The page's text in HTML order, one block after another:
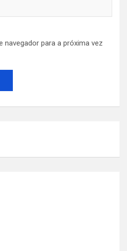
navegador para a próxima vez